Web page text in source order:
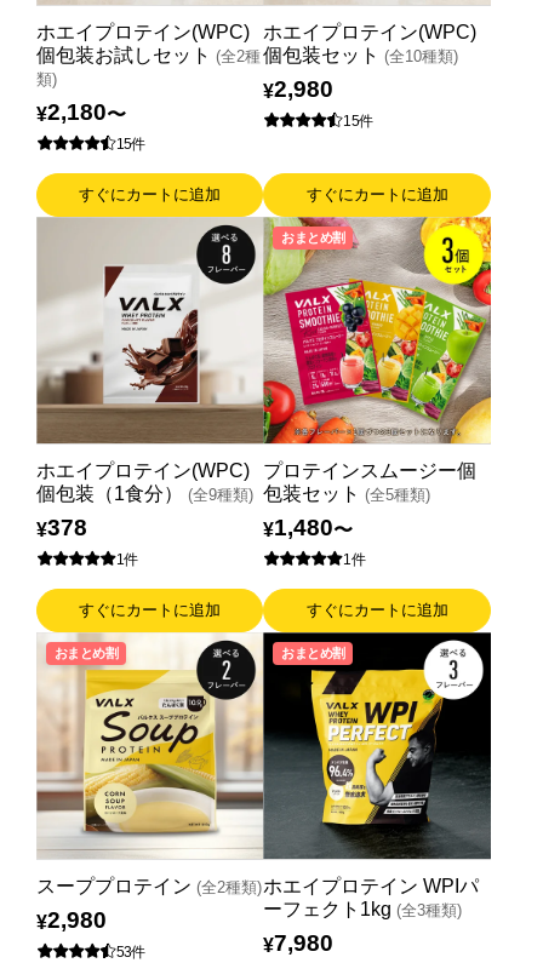
楽天
ふるさとチョイス
ふるなび
法人様向け
運営会社
VALX GYM
FOLLOW US
ホエイプロテイン(WPC)
個包装お試しセット (全2種
類)
¥2,180〜
15件
すぐにカートに追加
ホエイプロテイン(WPC)
個包装セット(全10種類)
¥2,980
15件
すぐにカートに追加
ホエイプロテイン(WPC)
個包装（1食分） (全9種類)
¥378
1件
すぐにカートに追加
おまとめ割
プロテインスムージー個
包装セット(全5種類)
¥1,480〜
1件
すぐにカートに追加
おまとめ割
スーププロテイン (全2種類)
¥2,980
53件
おまとめ割
ホエイプロテイン WPIパ
ーフェクト1kg(全3種類)
¥7,980